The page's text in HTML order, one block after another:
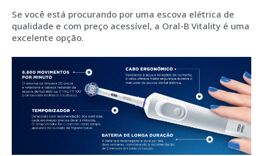
Se você está procurando por uma escova elétrica de
qualidade e com preço acessível, a Oral-B Vitality é uma
excelente opção.